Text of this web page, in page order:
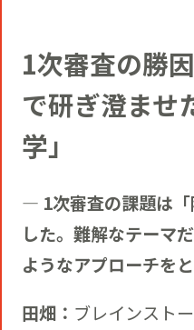
1次審査の勝
で研ぎ澄ませ
学」
― 1次審査の課題は
した。難解なテーマ
ようなアプローチを
田畑： ブレインスト